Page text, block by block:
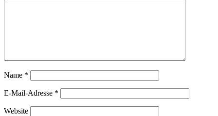
Name *
E-Mail-Adresse *
Website